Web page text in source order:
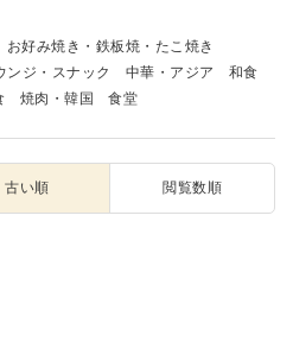
お好み焼き・鉄板焼・たこ焼き
ンジ・スナック 中華・アジア
和食
焼肉・韓国 食堂
古い順 閲覧数順